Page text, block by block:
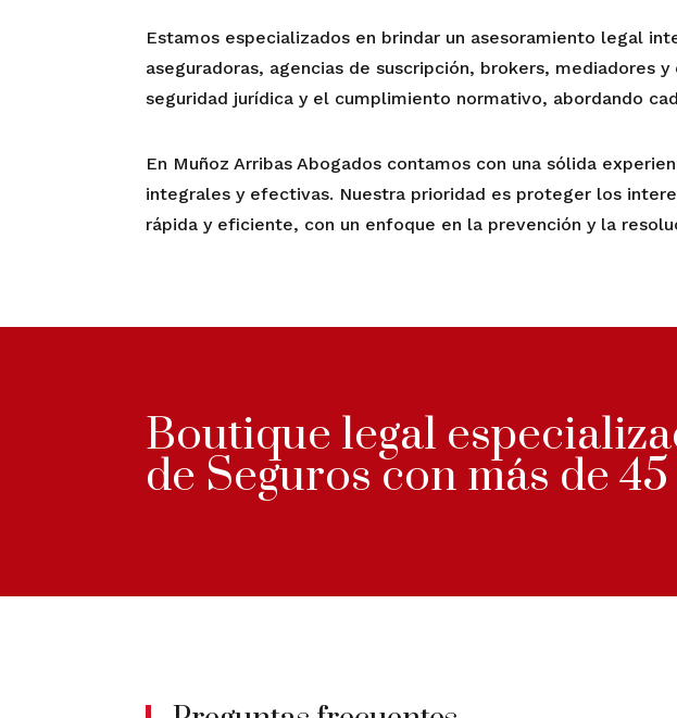
Estamos especializados en brindar un asesoramiento legal
aseguradoras, agencias de suscripción, brokers, mediadores
seguridad jurídica y el cumplimiento normativo, abordando
En Muñoz Arribas Abogados contamos con una sólida
integrales y efectivas. Nuestra prioridad es proteger los
rápida y eficiente, con un enfoque en la prevención y la
Boutique legal
de Seguros con más de